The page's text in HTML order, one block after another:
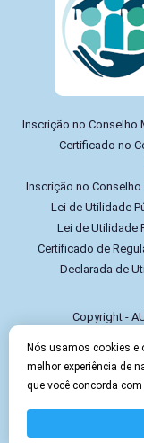
Inscrição no Conselho
Certificado no
Inscrição no
Lei de Utilidade
Lei de Utilidade
Certificado de
Declarada de
Copyright -
Política
Nós usamos cookies e
melhor experiência de
que você concorda